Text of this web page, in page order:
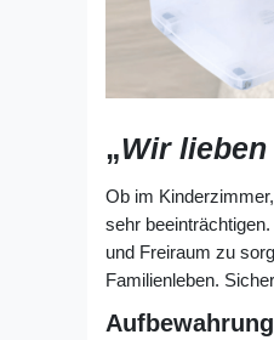
„Wir
Ob im
sehr
und Freiraum zu
Familienleben.